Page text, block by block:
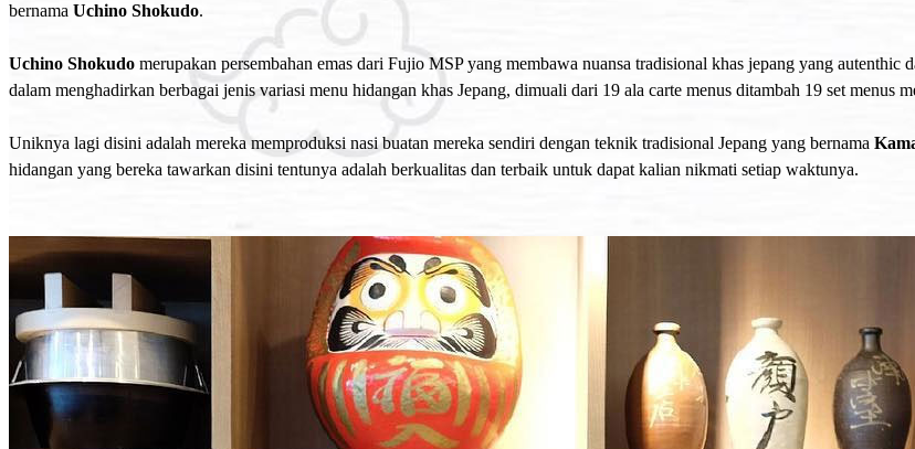
bernama Uchino Shokudo.
Uchino Shokudo merupakan persembahan emas dari Fujio MSP yang membawa nuansa tradisional khas jepang yang
dalam menghadirkan berbagai jenis variasi menu hidangan khas Jepang, dimuali dari 19 ala carte menus ditambah 19 set
Uniknya lagi disini adalah mereka memproduksi nasi buatan mereka sendiri dengan teknik tradisional Jepang yang bernama
hidangan yang bereka tawarkan disini tentunya adalah berkualitas dan terbaik untuk dapat kalian nikmati setiap waktunya.